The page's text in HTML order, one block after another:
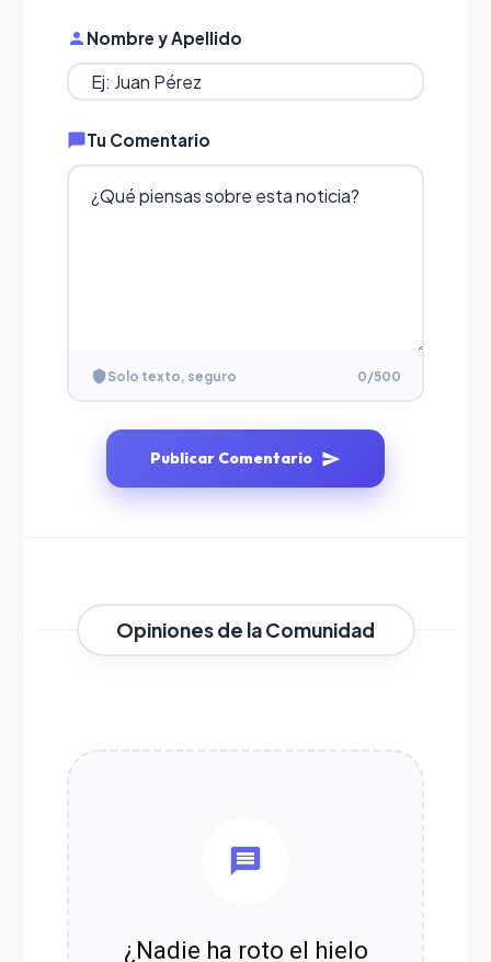
Nombre y Apellido
Tu Comentario
Solo texto, seguro 0/500
Publicar Comentario
Opiniones de la Comunidad
¿Nadie ha roto el hielo